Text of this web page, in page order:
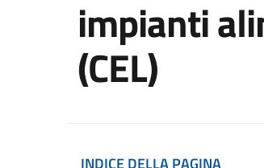
impianti
(CEL)
INDICE DELLA PAGINA